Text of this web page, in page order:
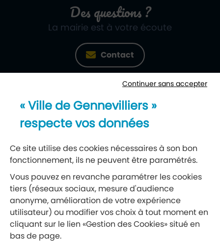
Des questions ?
La mairie est à votre écoute
Contact
Newsletter
Réseaux sociaux
Suivez-nous
Retrouvez nous sur Facebook
Continuer sans accepter
« Ville de Gennevilliers »
respecte vos données
Ce site utilise des cookies nécessaires à son bon
fonctionnement, ils ne peuvent être paramétrés.
Vous pouvez en revanche paramétrer les cookies
tiers (réseaux sociaux, mesure d'audience
anonyme, amélioration de votre expérience
utilisateur) ou modifier vos choix à tout moment en
cliquant sur le lien «Gestion des Cookies» situé en
bas de page.